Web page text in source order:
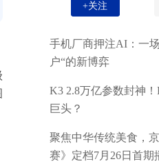
+关注
手机厂商押注AI：一
户“的新博弈
K3 2.8万亿参数封神
巨头？
聚焦中华传统美食，
赛》定档7月26日首期